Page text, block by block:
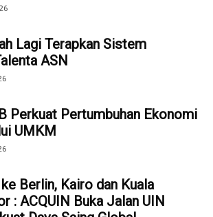
Lagi Terapkan Sistem
ASN
Perkuat Pertumbuhan Ekonomi
UMKM
Berlin, Kairo dan Kuala
: ACQUIN Buka Jalan UIN